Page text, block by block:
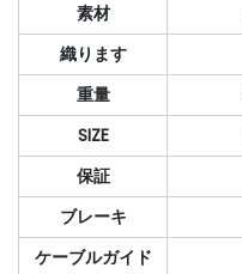
素材
織ります
重量
SIZE
保証
ブレーキ
ケーブルガイド